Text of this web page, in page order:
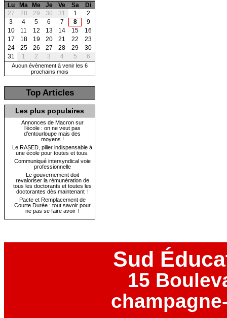
Lu Ma Me Je Ve Sa
Di
27
28 29 30 31 1
2
3
4 5 6 7 8
9
10
11 12 13 14 15
16
17
18 19 20 21 22
23
24
25 26 27 28 29
30
31
1 2 3 4 5 6
Aucun évènement à venir les 6
prochains mois
Top Articles
Les plus populaires
Annonces de Macron sur
l’école : on ne veut pas
d’entourloupe mais des
moyens !
Le RASED, pilier indispensable à
une école pour toutes et tous.
Communiqué intersyndical voie
professionnelle
Le gouvernement doit
revaloriser la rémunération de
tous les doctorants et toutes les
doctorantes dès maintenant !
Pacte et Remplacement de
Courte Durée : tout savoir pour
ne pas se faire avoir !
Sud
15